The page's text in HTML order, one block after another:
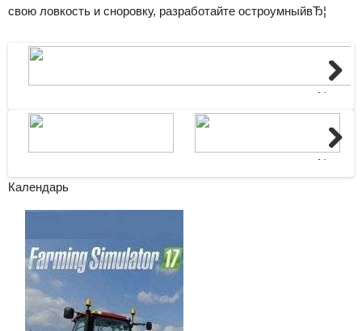
свою ловкость и сноровку, разработайте остроумныйвЂ¦
Next
Next
Календарь